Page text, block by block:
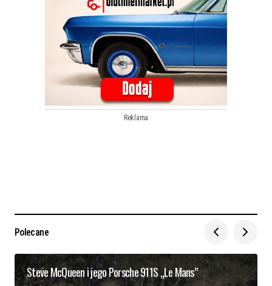
Reklama
Polecane
Steve McQueen i jego Porsche 911S „Le Mans”